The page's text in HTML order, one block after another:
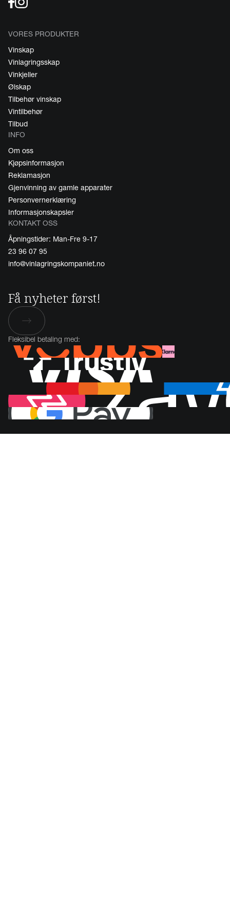
VORES PRODUKTER
Vinskap
Vinlagringsskap
Vinkjeller
Ølskap
Tilbehør vinskap
Vintilbehør
Tilbud
INFO
Om oss
Kjøpsinformasjon
Reklamasjon
Gjenvinning av gamle apparater
Personvernerklæring
Informasjonskapsler
KONTAKT OSS
Åpningstider: Man-Fre 9-17
23 96 07 95
info@vinlagringskompaniet.no
Få nyheter først!
Fleksibel betaling med: